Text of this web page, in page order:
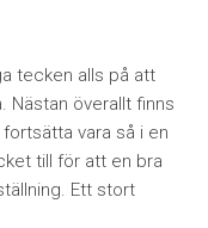
tecken alls på att
Nästan överallt finns
vara så i en
till för att en bra
Ett stort